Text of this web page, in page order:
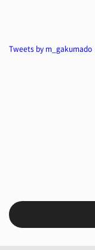
Tweets by m_gakumado